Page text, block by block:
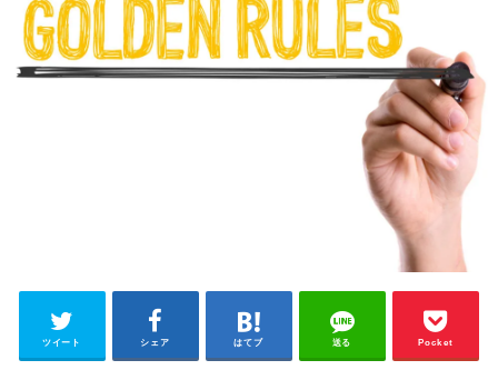
ツイート シェア はてブ 送る Pocket